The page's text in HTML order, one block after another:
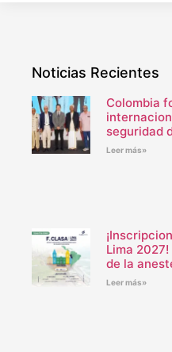
Noticias Recientes
Colombia
seguridad
Leer más»
Lima
de la
Leer más»